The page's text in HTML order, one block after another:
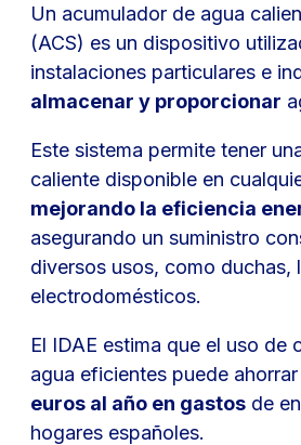
Un acumulador de agua
(ACS) es un dispositivo
instalaciones particulares e
almacenar y proporcionar
Este sistema permite tener
caliente disponible en
mejorando la eficiencia
asegurando un suministro
diversos usos, como duchas,
electrodomésticos.
El IDAE estima que el uso de
agua eficientes puede
euros al año en gastos de
hogares españoles.